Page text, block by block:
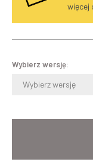
więcej
Wybierz wersję:
Wybierz wersję